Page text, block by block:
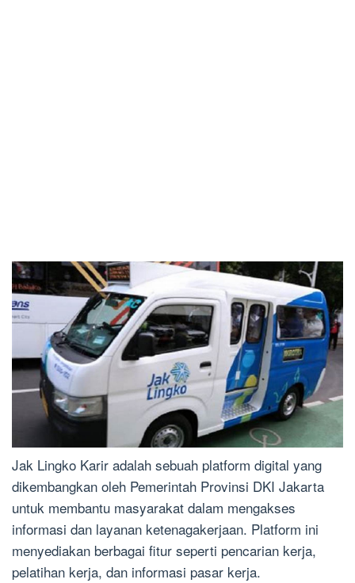
Jak Lingko Karir adalah sebuah platform digital yang
dikembangkan oleh Pemerintah Provinsi DKI Jakarta
untuk membantu masyarakat dalam mengakses
informasi dan layanan ketenagakerjaan. Platform ini
menyediakan berbagai fitur seperti pencarian kerja,
pelatihan kerja, dan informasi pasar kerja.